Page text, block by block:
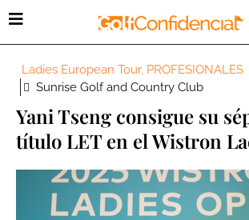
Ladies European Tour, PROFESIONALES
Sunrise Golf and Country Club
Yani Tseng consigue su
título LET en el Wistron